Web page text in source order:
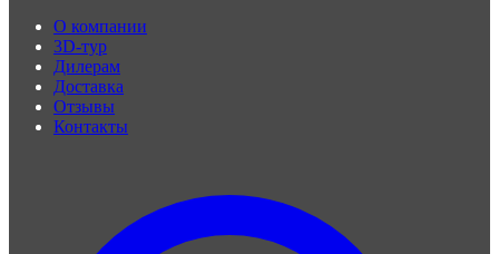
О компании
3D-тур
Дилерам
Доставка
Отзывы
Контакты